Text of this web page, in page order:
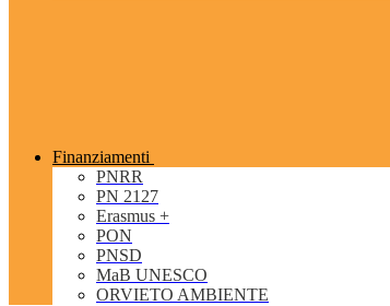
Finanziamenti
PNRR
PN 2127
Erasmus +
PON
PNSD
MaB UNESCO
ORVIETO AMBIENTE